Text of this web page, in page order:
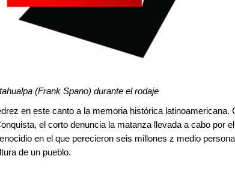
(Frank Spano) durante el rodaje
en este canto a la memoria histórica latinoamericana.
el corto denuncia la matanza llevada a cabo por
en el que perecieron seis millones z medio
de un pueblo.